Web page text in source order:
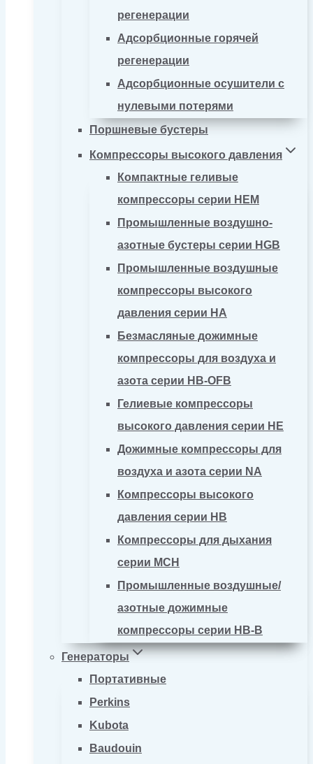
регенерации
Адсорбционные горячей
регенерации
Адсорбционные осушители с
нулевыми потерями
Поршневые бустеры
Компрессоры высокого давления
Компактные геливые
компрессоры серии HEM
Промышленные воздушно-
азотные бустеры серии HGB
Промышленные воздушные
компрессоры высокого
давления серии HA
Безмасляные дожимные
компрессоры для воздуха и
азота серии HB-OFB
Гелиевые компрессоры
высокого давления серии HE
Дожимные компрессоры для
воздуха и азота серии NA
Компрессоры высокого
давления серии HB
Компрессоры для дыхания
серии MCH
Промышленные воздушные/
азотные дожимные
компрессоры серии HB-B
Генераторы
Портативные
Perkins
Kubota
Baudouin